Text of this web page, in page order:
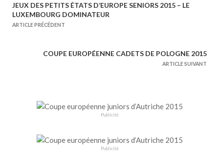
N
a
JEUX DES PETITS ÉTATS D’EUROPE SENIORS 2015 – LE
LUXEMBOURG DOMINATEUR
ARTICLE PRÉCÉDENT
COUPE EUROPÉENNE CADETS DE POLOGNE 2015
ARTICLE SUIVANT
Publicité
Publicité